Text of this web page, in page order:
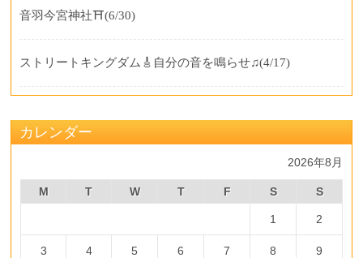
音羽今宮神社⛩️(6/30)
ストリートキングダム🎸自分の音を鳴らせ♫(4/17)
カレンダー
2026年8月
M T W T F S S
1 2
3 4 5 6 7 8 9